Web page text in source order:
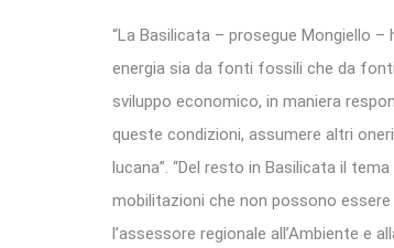
“La Basilicata – prosegue Mongiello
energia sia da fonti fossili che da
sviluppo economico, in maniera
queste condizioni, assumere altri
lucana”. “Del resto in Basilicata il
mobilitazioni che non possono
l’assessore regionale all’Ambiente e